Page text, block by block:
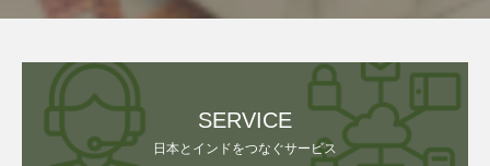
SERVICE
日本とインドをつなぐサービス